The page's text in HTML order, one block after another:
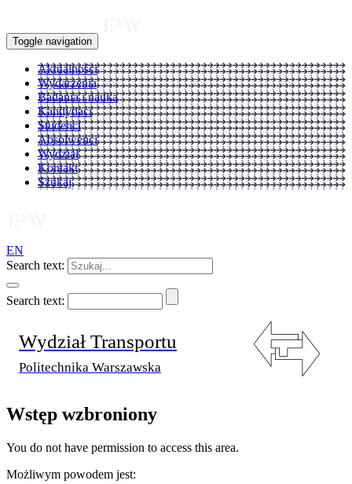
Toggle navigation
Aktualności
Wydarzenia
Badania i nauka
Kandydaci
Studenci
Absolwenci
Wydział
Kontakt
Szukaj
EN
Search text:
Search text:
Wydział Transportu
Politechnika Warszawska
Wstęp wzbroniony
You do not have permission to access this area.
Możliwym powodem jest: